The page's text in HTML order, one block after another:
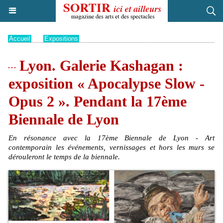
Accueil Expositions
Lyon. Galerie Kashagan :
exposition « Apocalypse Slow -
Opus 2 ». Pendant la 17ème
Biennale de Lyon
En résonance avec la 17ème Biennale de Lyon - Art
contemporain les événements, vernissages et hors les murs se
dérouleront le temps de la biennale.